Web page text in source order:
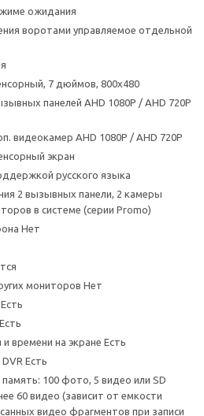
ожидания
воротами управляемое отдельной
7 дюймов, 800x480
панелей AHD 1080P / AHD 720P
видеокамер AHD 1080P / AHD 720P
экран
русского языка
2 вызывных панели, 2 камеры
в системе (серии Promo)
Нет
мониторов Нет
времени на экране Есть
Есть
100 фото, 5 видео или SD
60 видео (зависит от емкости
видео фрагментов при записи